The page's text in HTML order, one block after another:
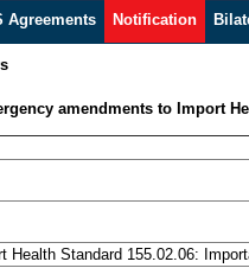
Agreements Notification
amendments to Import
Health Standard 155.02.06: